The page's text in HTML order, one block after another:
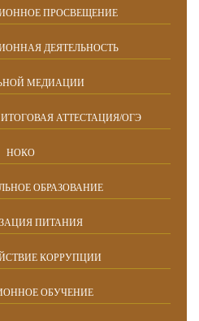
ПРОСВЕЩЕНИЕ
ДЕЯТЕЛЬНОСТЬ
МЕДИАЦИИ
АТТЕСТАЦИЯ/ОГЭ
НОКО
ОБРАЗОВАНИЕ
ПИТАНИЯ
КОРРУПЦИИ
ОБУЧЕНИЕ